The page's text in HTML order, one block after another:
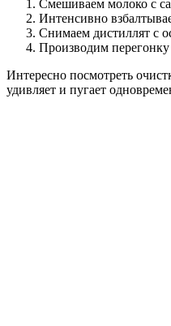
Смешиваем молоко с
Интенсивно
Снимаем дистиллят с
Производим
Интересно посмотреть
удивляет и пугает